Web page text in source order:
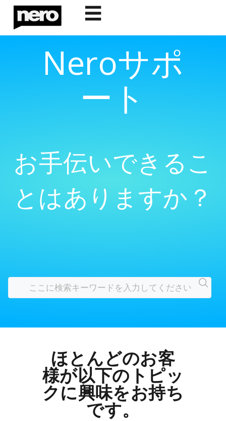
☰
Neroサポ
ート
お手伝いできるこ
とはありますか？
ほとんどのお客
様が以下のトピッ
クに興味をお持ち
です。